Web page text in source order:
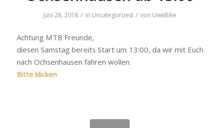
Juni 28, 2018 / in Uncategorized / von UweBike
Achtung MTB Freunde,
diesen Samstag bereits Start um 13:00, da wir mit Euch
nach Ochsenhausen fahren wollen.
Bitte klicken